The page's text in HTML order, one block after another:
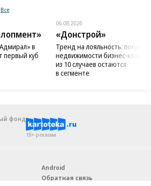
Все
в
первый куб
06.08.2026
«Донстрой»
Тренд на лояльность:
недвижимости бизнес-класса
из 10 случаев остаются
в сегменте
фонд
18+ реклама
Android
Обратная связь